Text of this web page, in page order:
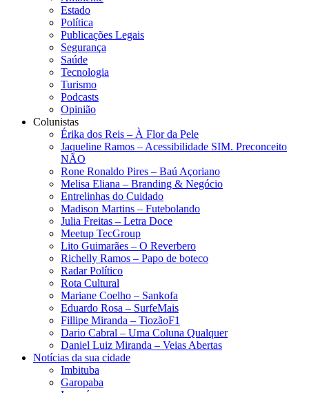
Estado
Política
Publicações Legais
Segurança
Saúde
Tecnologia
Turismo
Podcasts
Opinião
Colunistas
Érika dos Reis​ – À Flor da Pele
Jaqueline Ramos – Acessibilidade SIM. Preconceito
NÃO
Rone Ronaldo Pires – Baú Açoriano
Melisa Eliana – Branding & Negócio
Entrelinhas do Cuidado
Madison Martins – Futebolando
Julia Freitas​ – Letra Doce
Meetup TecGroup
Lito Guimarães – O Reverbero
Richelly Ramos​ – Papo de boteco
Radar Político
Rota Cultural
Mariane Coelho – Sankofa
Eduardo Rosa​ – SurfeMais
Fillipe Miranda – TiozãoF1
Dario Cabral – Uma Coluna Qualquer
Daniel Luiz Miranda – Veias Abertas
Notícias da sua cidade
Imbituba
Garopaba